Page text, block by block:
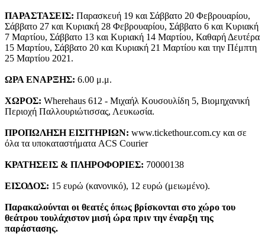
ΠΑΡΑΣΤΑΣΕΙΣ: Παρασκευή 19 και Σάββατο 20 Φεβρουαρίου,
Σάββατο 27 και Κυριακή 28 Φεβρουαρίου, Σάββατο 6 και Κυριακή
7 Μαρτίου, Σάββατο 13 και Κυριακή 14 Μαρτίου, Καθαρή Δευτέρα
15 Μαρτίου, Σάββατο 20 και Κυριακή 21 Μαρτίου και την Πέμπτη
25 Μαρτίου 2021.
ΩΡΑ ΕΝΑΡΞΗΣ: 6.00 μ.μ.
ΧΩΡΟΣ: Wherehaus 612 - Μιχαήλ Κουσουλίδη 5, Βιομηχανική
Περιοχή Παλλουριώτισσας, Λευκωσία.
ΠΡΟΠΩΛΗΣΗ ΕΙΣΙΤΗΡΙΩΝ: www.tickethour.com.cy και σε
όλα τα υποκαταστήματα ACS Courier
ΚΡΑΤΗΣΕΙΣ & ΠΛΗΡΟΦΟΡΙΕΣ: 70000138
ΕΙΣΟΔΟΣ: 15 ευρώ (κανονικό), 12 ευρώ (μειωμένο).
Παρακαλούνται οι θεατές όπως βρίσκονται στο χώρο του
θεάτρου τουλάχιστον μισή ώρα πριν την έναρξη της
παράστασης.